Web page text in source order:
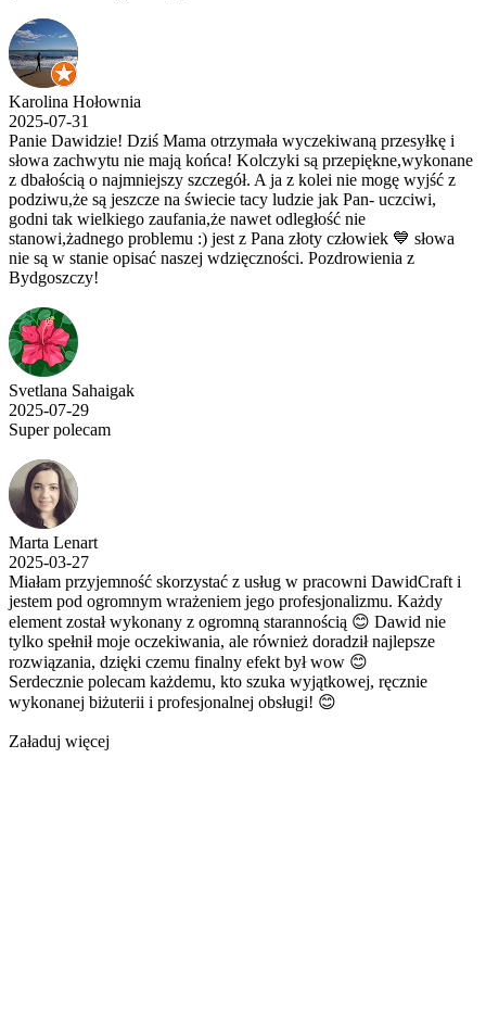
Karolina Hołownia
2025-07-31
Panie Dawidzie! Dziś Mama otrzymała wyczekiwaną przesyłkę i
słowa zachwytu nie mają końca! Kolczyki są przepiękne,wykonane
z dbałością o najmniejszy szczegół. A ja z kolei nie mogę wyjść z
podziwu,że są jeszcze na świecie tacy ludzie jak Pan- uczciwi,
godni tak wielkiego zaufania,że nawet odległość nie
stanowi,żadnego problemu :) jest z Pana złoty człowiek 💙 słowa
nie są w stanie opisać naszej wdzięczności. Pozdrowienia z
Bydgoszczy!
Svetlana Sahaigak
2025-07-29
Super polecam
Marta Lenart
2025-03-27
Miałam przyjemność skorzystać z usług w pracowni DawidCraft i
jestem pod ogromnym wrażeniem jego profesjonalizmu. Każdy
element został wykonany z ogromną starannością 😊 Dawid nie
tylko spełnił moje oczekiwania, ale również doradził najlepsze
rozwiązania, dzięki czemu finalny efekt był wow 😊
Serdecznie polecam każdemu, kto szuka wyjątkowej, ręcznie
wykonanej biżuterii i profesjonalnej obsługi! 😊
Załaduj więcej